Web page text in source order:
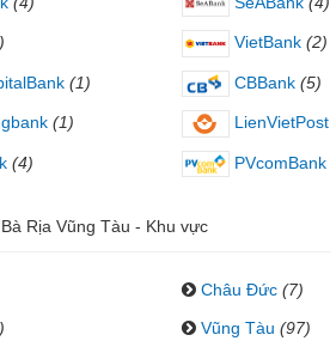
VietBank (2)
(1) CBBank (5)
(1) LienVietPost
(4) PVcomBank
Rịa Vũng Tàu - Khu vực
Châu Đức (7)
Vũng Tàu (97)